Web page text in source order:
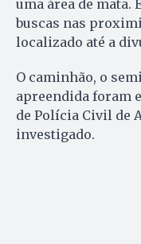
uma área de
buscas nas
localizado até a
O caminhão, o
apreendida foram
de Polícia Civil de
investigado.